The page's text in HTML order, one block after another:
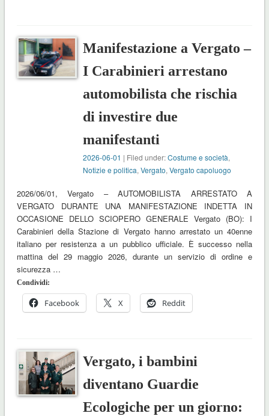
Manifestazione a Vergato –
I Carabinieri arrestano
automobilista che rischia
di investire due
manifestanti
2026-06-01 | Filed under:Costume e società,
Notizie e politica,Vergato,Vergato capoluogo
2026/06/01, Vergato – AUTOMOBILISTA ARRESTATO A
VERGATO DURANTE UNA MANIFESTAZIONE INDETTA IN
OCCASIONE DELLO SCIOPERO GENERALE Vergato (BO): I
Carabinieri della Stazione di Vergato hanno arrestato un 40enne
italiano per resistenza a un pubblico ufficiale. È successo nella
mattina del 29 maggio 2026, durante un servizio di ordine e
sicurezza …
Condividi:
Facebook X Reddit
Vergato, i bambini
diventano Guardie
Ecologiche per un giorno: